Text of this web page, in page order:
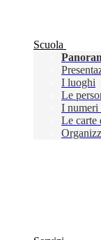
Scuola
I luoghi
Le
I numeri
Le carte